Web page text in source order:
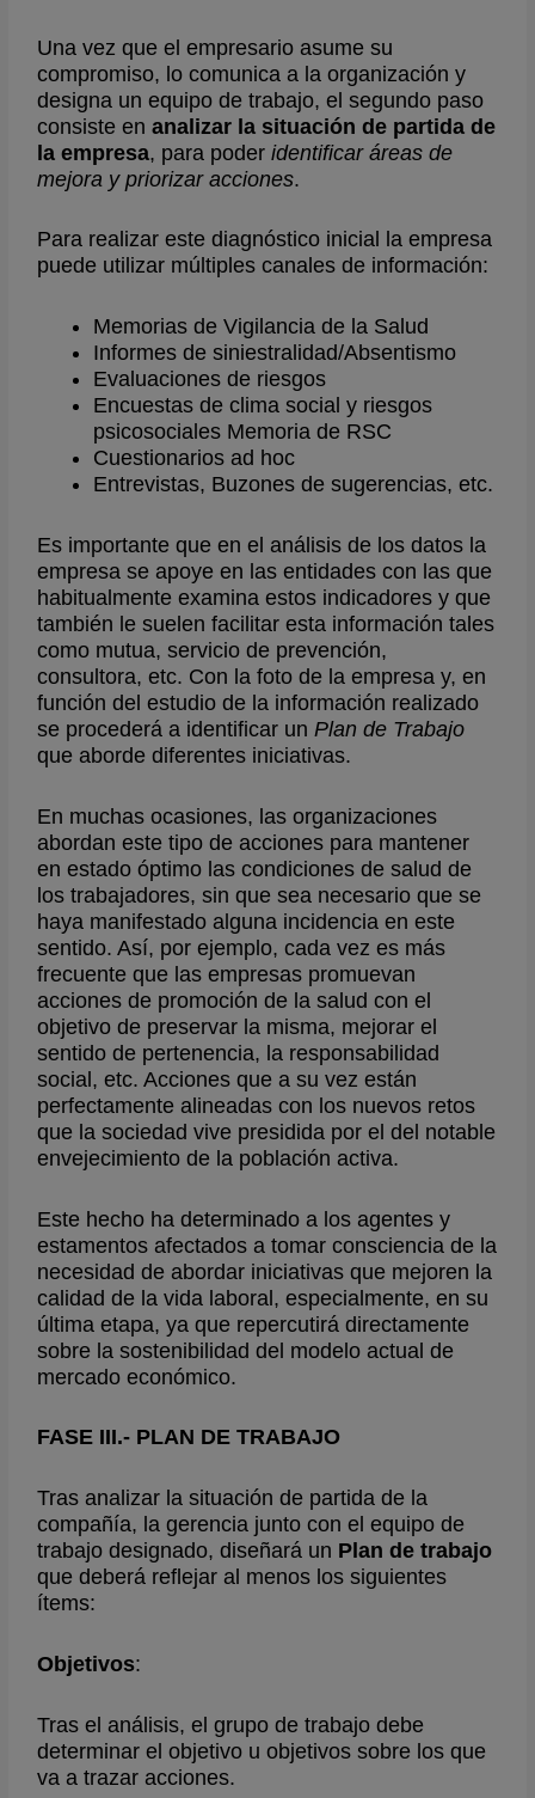
Una vez que el empresario asume su
compromiso, lo comunica a la organización y
designa un equipo de trabajo, el segundo paso
consiste enanalizar la situación de partida de
la empresa, para poderidentificar áreas de
mejora y priorizar acciones.
Para realizar este diagnóstico inicial la empresa
puede utilizar múltiples canales de información:
Memorias de Vigilancia de la Salud
Informes de siniestralidad/Absentismo
Evaluaciones de riesgos
Encuestas de clima social y riesgos
psicosociales Memoria de RSC
Cuestionarios ad hoc
Entrevistas, Buzones de sugerencias, etc.
Es importante que en el análisis de los datos la
empresa se apoye en las entidades con las que
habitualmente examina estos indicadores y que
también le suelen facilitar esta información tales
como mutua, servicio de prevención,
consultora, etc. Con la foto de la empresa y, en
función del estudio de la información realizado
se procederá a identificar un Plan de Trabajo
que aborde diferentes iniciativas.
En muchas ocasiones, las organizaciones
abordan este tipo de acciones para mantener
en estado óptimo las condiciones de salud de
los trabajadores, sin que sea necesario que se
haya manifestado alguna incidencia en este
sentido. Así, por ejemplo, cada vez es más
frecuente que las empresas promuevan
acciones de promoción de la salud con el
objetivo de preservar la misma, mejorar el
sentido de pertenencia, la responsabilidad
social, etc. Acciones que a su vez están
perfectamente alineadas con los nuevos retos
que la sociedad vive presidida por el del notable
envejecimiento de la población activa.
Este hecho ha determinado a los agentes y
estamentos afectados a tomar consciencia de la
necesidad de abordar iniciativas que mejoren la
calidad de la vida laboral, especialmente, en su
última etapa, ya que repercutirá directamente
sobre la sostenibilidad del modelo actual de
mercado económico.
FASE III.- PLAN DE TRABAJO
Tras analizar la situación de partida de la
compañía, la gerencia junto con el equipo de
trabajo designado, diseñará un Plan de trabajo
que deberá reflejar al menos los siguientes
ítems:
Objetivos:
Tras el análisis, el grupo de trabajo debe
determinar el objetivo u objetivos sobre los que
va a trazar acciones.